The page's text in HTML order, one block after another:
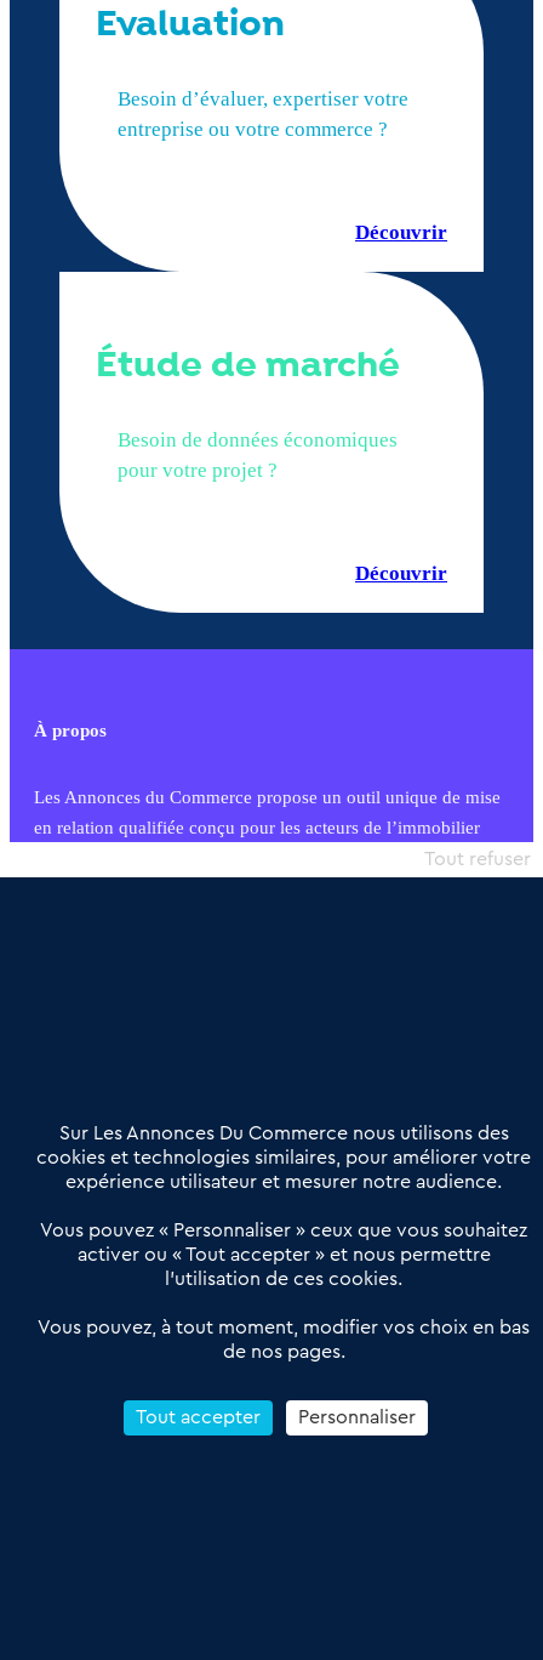
Evaluation
Besoin d’évaluer, expertiser votre
entreprise ou votre commerce ?
Découvrir
Étude de marché
Besoin de données économiques
pour votre projet ?
Découvrir
À propos
Les Annonces du Commerce propose un outil unique de mise
en relation qualifiée conçu pour les acteurs de l’immobilier
commercial et les collectivités territoriales, simple et intégrant
Offres Pro
Actualités
Qui sommes nous ?
Derniers articles
Réseau 3C : un partenaire national dédié aux transactions
Petitscommerces : Un partenariat au service du commerce de
proximité et des territoires
Reprendre un Restaurant Rapide
Sur Les Annonces Du Commerce nous utilisons des
cookies et technologies similaires, pour améliorer votre
expérience utilisateur et mesurer notre audience.
Vous pouvez « Personnaliser » ceux que vous souhaitez
activer ou « Tout accepter » et nous permettre
l’utilisation de ces cookies.
Vous pouvez, à tout moment, modifier vos choix en bas
de nos pages.
Tout accepter
Tout refuser
Personnaliser